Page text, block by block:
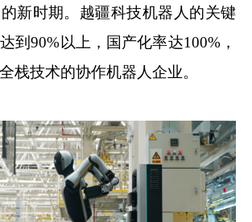
新时期。越疆科技机器人的关键
到90%以上，国产化率达100%，
栈技术的协作机器人企业。